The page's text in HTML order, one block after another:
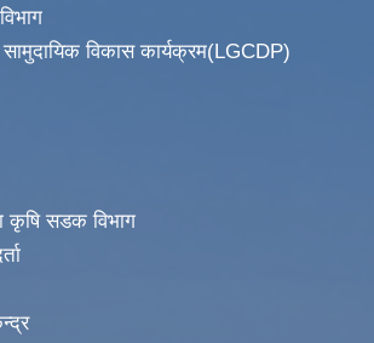
विकास कार्यक्रम(LGCDP)
कृषि सडक विभाग